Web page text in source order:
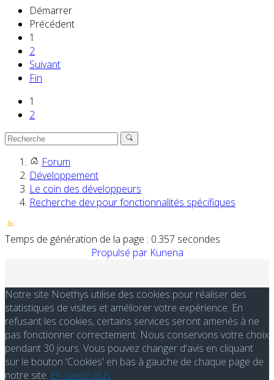
Démarrer
Précédent
1
2
Suivant
Fin
1
2
Forum
Développement
Le coin des développeurs
Recherche dev pour fonctionnalités spécifiques
Temps de génération de la page : 0.357 secondes
Propulsé par Kunena
Notre site Noethys utilise des cookies pour réaliser des
statistiques de visites et améliorer votre expérience. En
refusant les cookies, certains services seront amenés à ne
pas fonctionner correctement. Nous conservons votre choix
pendant 30 jours. Vous pouvez changer d'avis en cliquant
sur le bouton 'Cookies' en bas à gauche de chaque page de
notre site. En savoir plus